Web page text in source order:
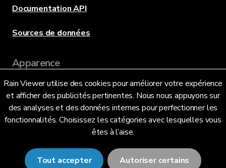
Rain Viewer utilise des cookies pour améliorer votre expérience
et afficher des publicités pertinentes. Nous nous appuyons sur
des analyses et des données internes pour perfectionner les
fonctionnalités. Choisissez les catégories avec lesquelles vous
êtes à l’aise.
Tout accepter Autoriser certains
Documentation API
Sources de données
Apparence
Langue